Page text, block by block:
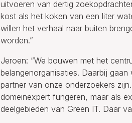
uitvoeren van dertig
kost als het koken van een liter
willen het verhaal naar buiten
worden.”
Jeroen: “We bouwen met het
belangenorganisaties. Daarbij
partner van onze onderzoekers
domeinexpert fungeren, maar als
deelgebieden van Green IT. Daar